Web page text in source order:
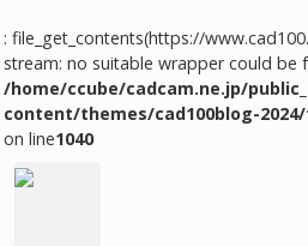
: file_get_contents(https://
stream: no suitable wrapper could be
/home/ccube/cadcam.ne.jp/
content/themes/cad100blog-
on line1040